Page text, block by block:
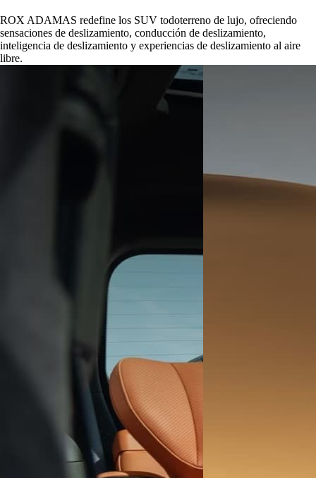
ROX ADAMAS redefine los SUV todoterreno de lujo, ofreciendo
sensaciones de deslizamiento, conducción de deslizamiento,
inteligencia de deslizamiento y experiencias de deslizamiento al aire
libre.